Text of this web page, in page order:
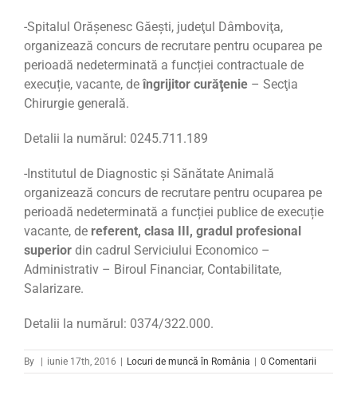
-Spitalul Orăşenesc Găeşti, judeţul Dâmboviţa,
organizează concurs de recrutare pentru ocuparea pe
perioadă nedeterminată a funcției contractuale de
execuție, vacante, deîngrijitor curăţenie – Secţia
Chirurgie generală.
Detalii la numărul: 0245.711.189
-Institutul de Diagnostic și Sănătate Animală
organizează concurs de recrutare pentru ocuparea pe
perioadă nedeterminată a funcției publice de execuție
vacante, de referent, clasa III, gradul profesional
superior din cadrul Serviciului Economico –
Administrativ – Biroul Financiar, Contabilitate,
Salarizare.
Detalii la numărul: 0374/322.000.
By | iunie 17th, 2016 | Locuri de muncă în România | 0 Comentarii